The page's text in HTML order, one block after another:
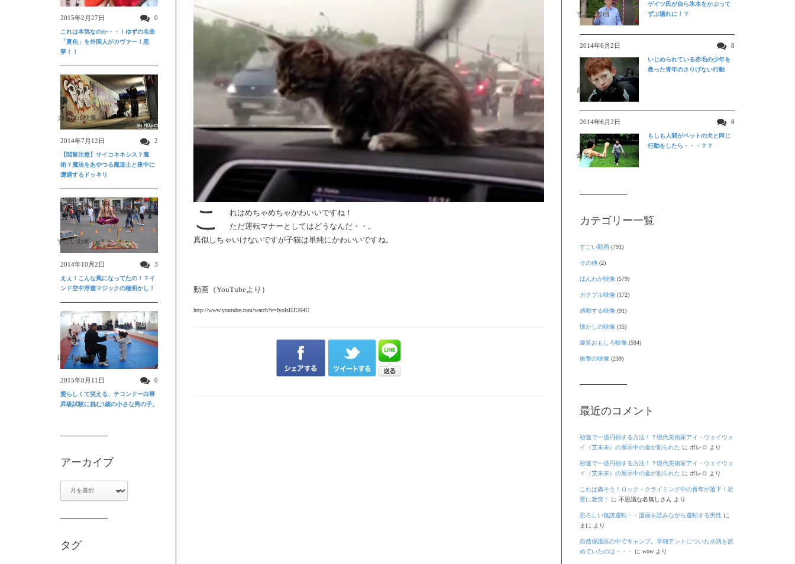
こ
れはめちゃめちゃかわいいですね！
ただ運転マナーとしてはどうなんだ・・。
真似しちゃいけないですが子猫は単純にかわいいですね。
動画（YouTubeより）
http://www.youtube.com/watch?v=IyoIsHJU04U
すごい動画
ゲイツ氏が自ら氷水をかぶって
ずぶ濡れに！？
2014年6月2日 8
感動する映像
いじめられている赤毛の少年を
救った青年のさりげない行動
2014年6月2日 8
爆笑おもしろ映像
もしも人間がペットの犬と同じ
行動をしたら・・・？？
カテゴリー一覧
すごい動画 (791)
その他 (2)
ほんわか映像 (579)
ガクブル映像 (172)
感動する映像 (91)
懐かしの映像 (15)
爆笑おもしろ映像 (594)
衝撃の映像 (239)
最近のコメント
秒速で一億円損する方法！？現代美術家アイ・ウェイウェ
イ（艾未未）の展示中の壷が割られた に ボレロ より
秒速で一億円損する方法！？現代美術家アイ・ウェイウェ
イ（艾未未）の展示中の壷が割られた に ボレロ より
これは痛そう！ロック・クライミング中の青年が落下！岩
壁に激突！
に 不思議な名無しさん より
恐ろしい無謀運転・・漫画を読みながら運転する男性に
まに より
自然保護区の中でキャンプ。早朝テントについた水滴を舐
めていたのは・・・
に wowより
2015年2月27日 0
これは本気なのか・・！ゆずの名曲
「夏色」を外国人がカヴァー！悪
夢！！
ガクブル映像
2014年7月12日 2
【閲覧注意】サイコキネシス？魔
術？魔法をあやつる魔道士と夜中に
遭遇するドッキリ
すごい動画
2014年10月2日 3
えぇ！こんな風になってたの！？イ
ンド空中浮遊マジックの種明かし！
ほんわか映像
2015年8月11日 0
愛らしくて笑える、テコンドー白帯
昇級試験に挑む3歳の小さな男の子。
アーカイブ
タグ